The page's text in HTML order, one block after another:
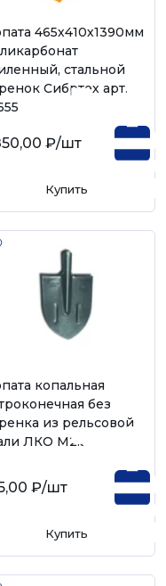
465х410х1390мм
стальной
Сибртех арт.
₽/шт
Купить
копальная
без
из рельсовой
ЛКО М2.3
₽/шт
Купить